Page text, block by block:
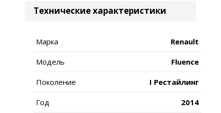
Технические характеристики
Марка Renault
Модель Fluence
Поколение I Рестайлинг
Год 2014